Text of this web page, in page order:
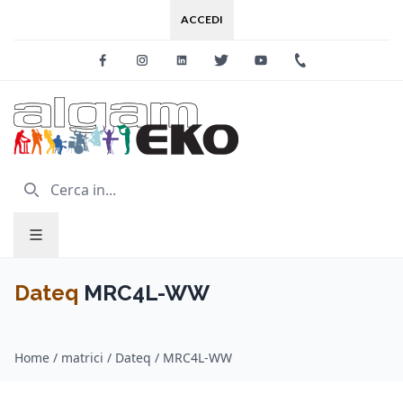
ACCEDI
FacebookInstagramLinkedinTwitter Youtube
Dateq MRC4L-WW
Home / matrici / Dateq / MRC4L-WW